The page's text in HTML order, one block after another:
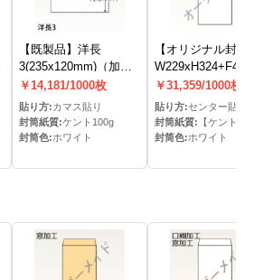
【既製品】洋長
3(235x120mm)（加工
なし）
￥14,181/1000枚
貼り方:カマス貼り
封筒紙質:ケント100g
封筒色:ホワイト
【オリジナル封筒
W229xH324+F40
(なし)(C貼)
￥31,359/1000枚
貼り方:センター貼り
封筒紙質: 【ケント（≒上
封筒色:ホワイト